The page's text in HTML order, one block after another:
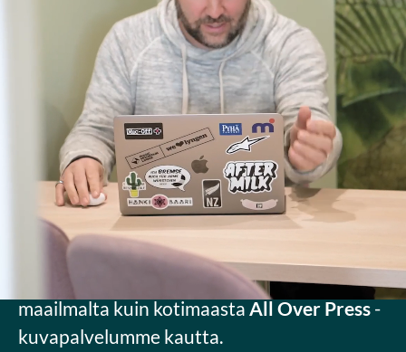
Aller Media Finland on 150-vuotiaaseen
pohjoismaiseen mediakonserniin kuuluva
media- ja markkinointiyhtiö.
Helsingin Sörnäisissä sijaitsevassa
toimistossamme työskentelee 130
asiantuntijaa.
Medialiiketoiminnassa tuotamme ja
kehitämme menestyviäSeiskajaKatso-
medioita sekä välitämme Suomeen
monipuolista kuvamateriaalia niin
maailmalta kuin kotimaasta All Over Press -
kuvapalvelumme kautta.